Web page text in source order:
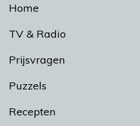
Home
TV & Radio
Prijsvragen
Puzzels
Recepten